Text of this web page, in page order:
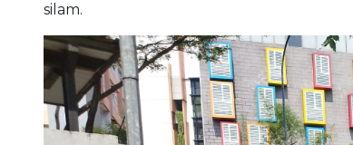
silam.